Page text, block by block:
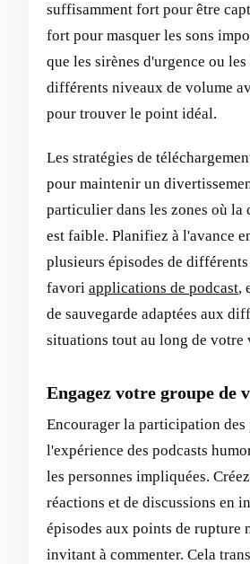
suffisamment fort pour être
fort pour masquer les sons
que les sirènes d'urgence ou
différents niveaux de volume
pour trouver le point idéal.
Les stratégies de
pour maintenir un
particulier dans les zones où
est faible. Planifiez à l'avance
plusieurs épisodes de
favori applications de podcast,
de sauvegarde adaptées aux
situations tout au long de votre
Engagez votre groupe de
Encourager la participation des
l'expérience des podcasts
les personnes impliquées.
réactions et de discussions en
épisodes aux points de rupture
invitant à commenter. Cela